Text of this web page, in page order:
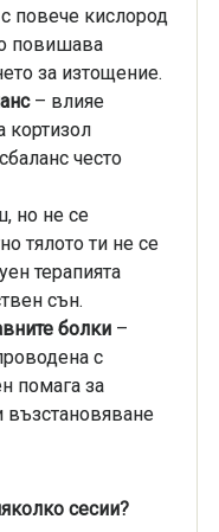
повече кислород
повишава
за изтощение.
– влияе
кортизол
често
но не се
тялото ти не се
терапията
сън.
болки–
с
помага за
възстановяване
сесии?